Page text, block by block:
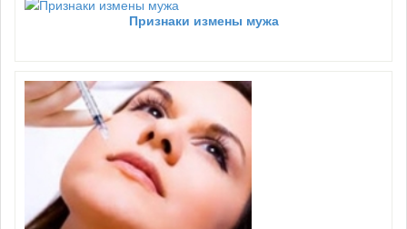
Признаки измены мужа